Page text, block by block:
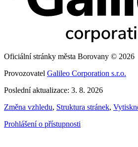
Oficiální stránky města Borovany © 2026
Provozovatel Galileo Corporation s.r.o.
Poslední aktualizace: 3. 8. 2026
Změna vzhledu, Struktura stránek,
Prohlášení o přístupnosti